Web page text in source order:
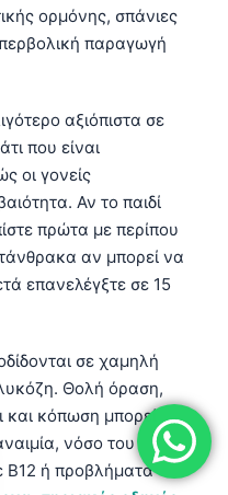
ορμόνης, σπάνιες
παραγωγή
αξιόπιστα σε
που είναι
οι γονείς
Αν το παιδί
πρώτα με περίπου
αν μπορεί να
επανελέγξτε σε 15
σε χαμηλή
Θολή όραση,
κόπωση μπορεί
νόσο του
B12 ή προβλήματα